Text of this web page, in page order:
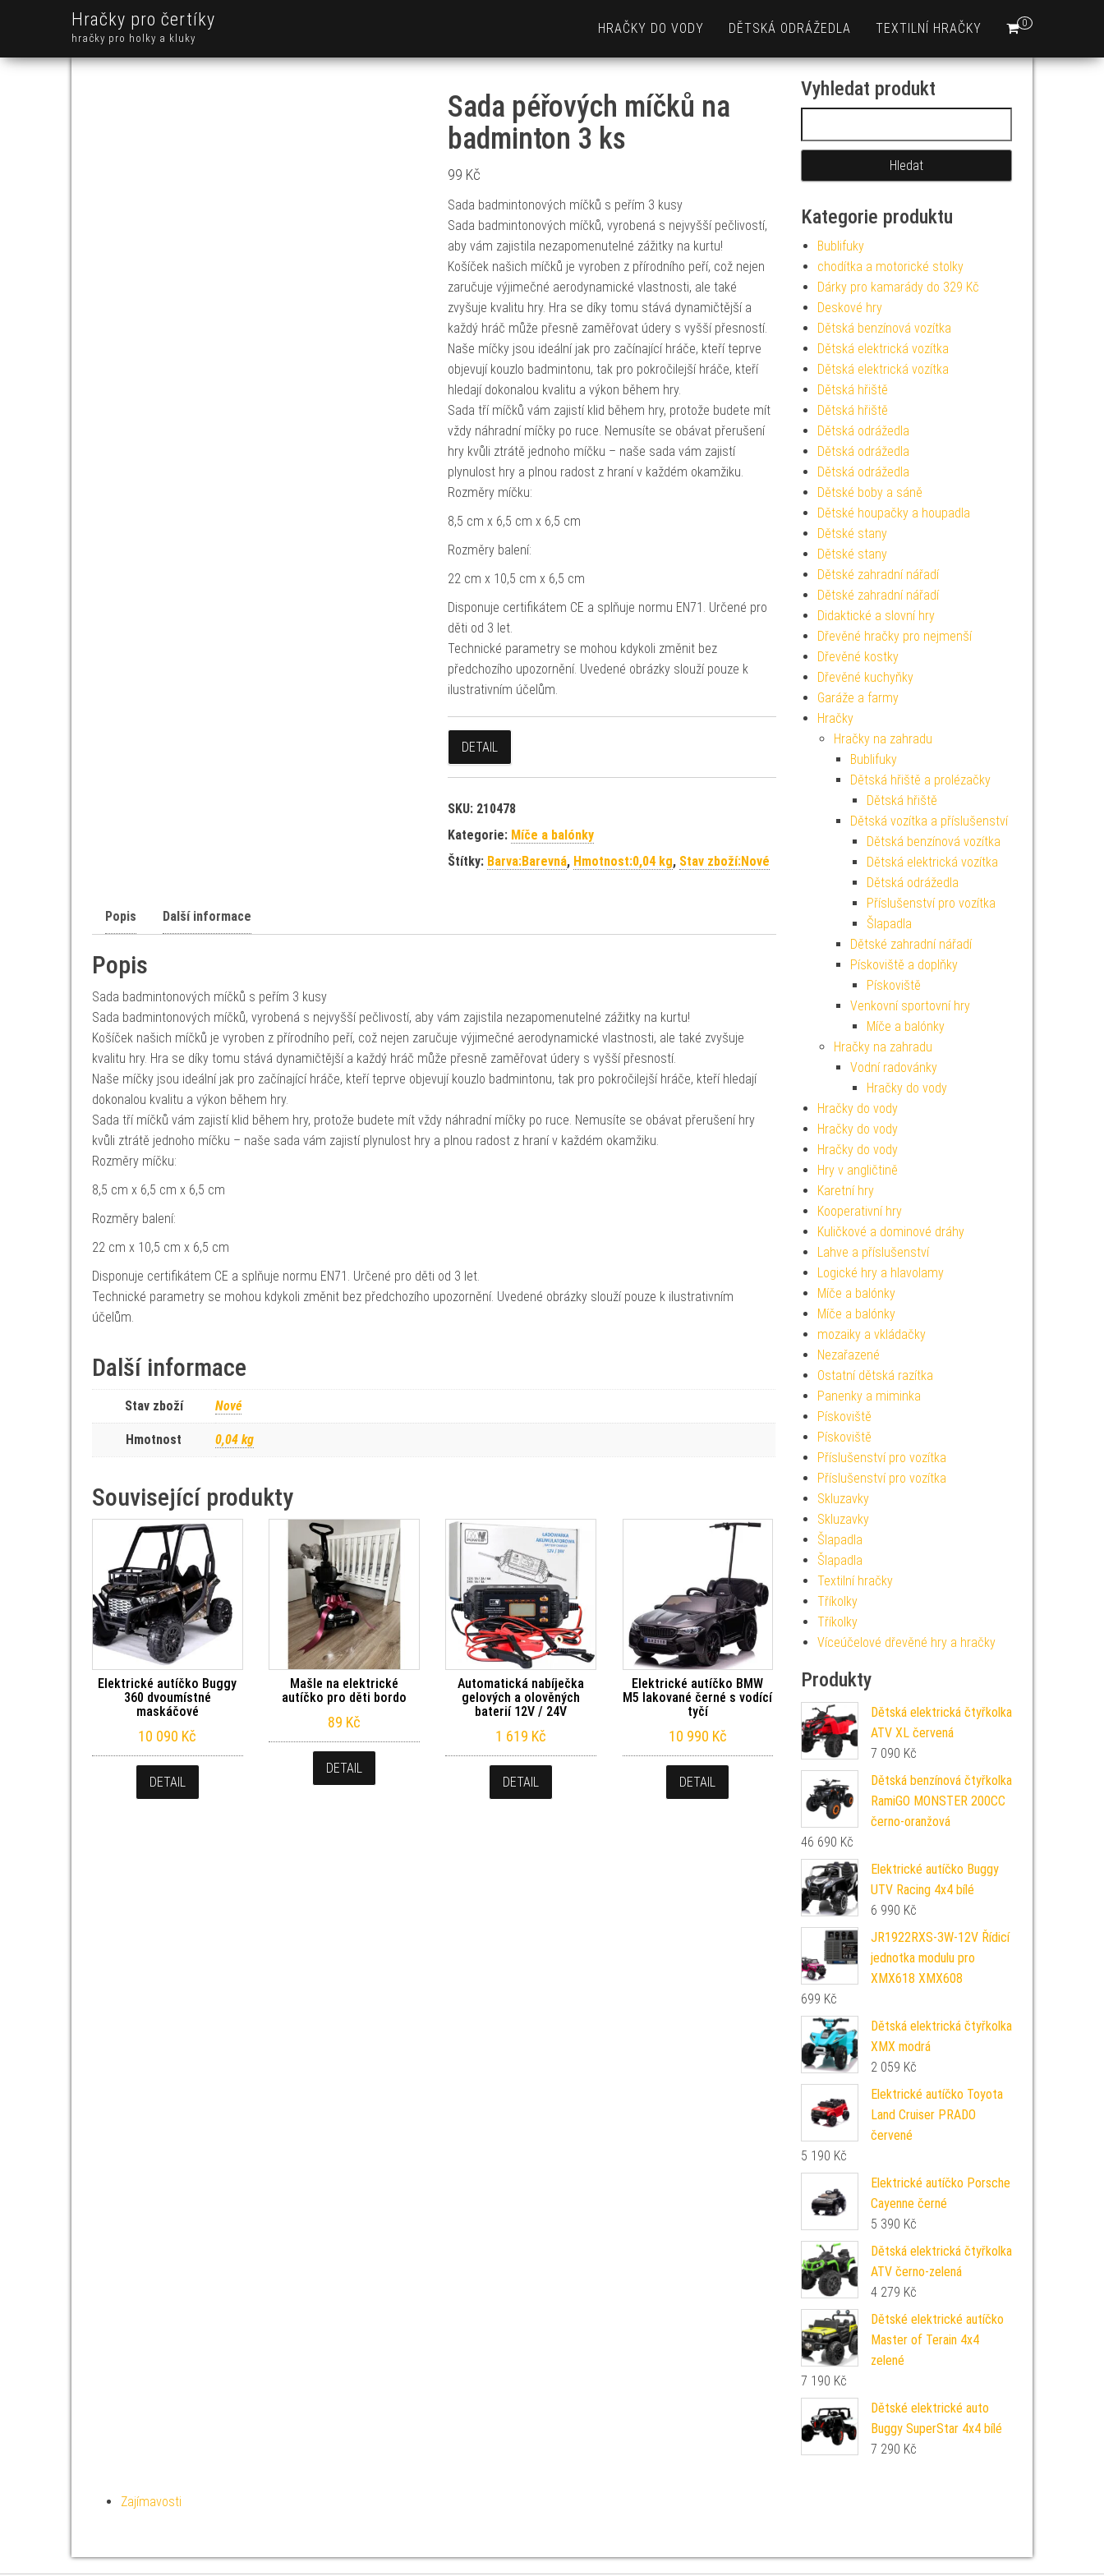
Hračky pro čertíky
hračky pro holky a kluky
0
HRAČKY DO VODY DĚTSKÁ ODRÁŽEDLA TEXTILNÍ HRAČKY
Sada péřových míčků na
badminton 3 ks
99 Kč
Sada badmintonových míčků s peřím 3 kusy
Sada badmintonových míčků, vyrobená s nejvyšší pečlivostí,
aby vám zajistila nezapomenutelné zážitky na kurtu!
Košíček našich míčků je vyroben z přírodního peří, což nejen
zaručuje výjimečné aerodynamické vlastnosti, ale také
zvyšuje kvalitu hry. Hra se díky tomu stává dynamičtější a
každý hráč může přesně zaměřovat údery s vyšší přesností.
Naše míčky jsou ideální jak pro začínající hráče, kteří teprve
objevují kouzlo badmintonu, tak pro pokročilejší hráče, kteří
hledají dokonalou kvalitu a výkon během hry.
Sada tří míčků vám zajistí klid během hry, protože budete mít
vždy náhradní míčky po ruce. Nemusíte se obávat přerušení
hry kvůli ztrátě jednoho míčku – naše sada vám zajistí
plynulost hry a plnou radost z hraní v každém okamžiku.
Rozměry míčku:
8,5 cm x 6,5 cm x 6,5 cm
Rozměry balení:
22 cm x 10,5 cm x 6,5 cm
Disponuje certifikátem CE a splňuje normu EN71. Určené pro
děti od 3 let.
Technické parametry se mohou kdykoli změnit bez
předchozího upozornění. Uvedené obrázky slouží pouze k
ilustrativním účelům.
DETAIL
SKU: 210478
Kategorie: Míče a balónky
Štítky: Barva:Barevná, Hmotnost:0,04 kg, Stav zboží:Nové
Popis Další informace
Popis
Sada badmintonových míčků s peřím 3 kusy
Sada badmintonových míčků, vyrobená s nejvyšší pečlivostí, aby vám zajistila nezapomenutelné zážitky na kurtu!
Košíček našich míčků je vyroben z přírodního peří, což nejen zaručuje výjimečné aerodynamické vlastnosti, ale také zvyšuje
kvalitu hry. Hra se díky tomu stává dynamičtější a každý hráč může přesně zaměřovat údery s vyšší přesností.
Naše míčky jsou ideální jak pro začínající hráče, kteří teprve objevují kouzlo badmintonu, tak pro pokročilejší hráče, kteří hledají
dokonalou kvalitu a výkon během hry.
Sada tří míčků vám zajistí klid během hry, protože budete mít vždy náhradní míčky po ruce. Nemusíte se obávat přerušení hry
kvůli ztrátě jednoho míčku – naše sada vám zajistí plynulost hry a plnou radost z hraní v každém okamžiku.
Rozměry míčku:
8,5 cm x 6,5 cm x 6,5 cm
Rozměry balení:
22 cm x 10,5 cm x 6,5 cm
Disponuje certifikátem CE a splňuje normu EN71. Určené pro děti od 3 let.
Technické parametry se mohou kdykoli změnit bez předchozího upozornění. Uvedené obrázky slouží pouze k ilustrativním
účelům.
Další informace
Stav zboží Nové
Hmotnost 0,04 kg
Související produkty
Elektrické autíčko Buggy
360 dvoumístné
maskáčové
10 090 Kč
DETAIL
Mašle na elektrické
autíčko pro děti bordo
89 Kč
DETAIL
Automatická nabíječka
gelových a olověných
baterií 12V / 24V
1 619 Kč
DETAIL
Elektrické autíčko BMW
M5 lakované černé s vodící
tyčí
10 990 Kč
DETAIL
Vyhledat produkt
Kategorie produktu
Bublifuky
chodítka a motorické stolky
Dárky pro kamarády do 329 Kč
Deskové hry
Dětská benzínová vozítka
Dětská elektrická vozítka
Dětská elektrická vozítka
Dětská hřiště
Dětská hřiště
Dětská odrážedla
Dětská odrážedla
Dětská odrážedla
Dětské boby a sáně
Dětské houpačky a houpadla
Dětské stany
Dětské stany
Dětské zahradní nářadí
Dětské zahradní nářadí
Didaktické a slovní hry
Dřevěné hračky pro nejmenší
Dřevěné kostky
Dřevěné kuchyňky
Garáže a farmy
Hračky
Hračky na zahradu
Bublifuky
Dětská hřiště a prolézačky
Dětská hřiště
Dětská vozítka a příslušenství
Dětská benzínová vozítka
Dětská elektrická vozítka
Dětská odrážedla
Příslušenství pro vozítka
Šlapadla
Dětské zahradní nářadí
Pískoviště a doplňky
Pískoviště
Venkovní sportovní hry
Míče a balónky
Hračky na zahradu
Vodní radovánky
Hračky do vody
Hračky do vody
Hračky do vody
Hračky do vody
Hry v angličtině
Karetní hry
Kooperativní hry
Kuličkové a dominové dráhy
Lahve a příslušenství
Logické hry a hlavolamy
Míče a balónky
Míče a balónky
mozaiky a vkládačky
Nezařazené
Ostatní dětská razítka
Panenky a miminka
Pískoviště
Pískoviště
Příslušenství pro vozítka
Příslušenství pro vozítka
Skluzavky
Skluzavky
Šlapadla
Šlapadla
Textilní hračky
Tříkolky
Tříkolky
Víceúčelové dřevěné hry a hračky
Produkty
Dětská elektrická čtyřkolka
ATV XL červená
7 090 Kč
Dětská benzínová čtyřkolka
RamiGO MONSTER 200CC
černo-oranžová
46 690 Kč
Elektrické autíčko Buggy
UTV Racing 4x4 bílé
6 990 Kč
JR1922RXS-3W-12V Řídicí
jednotka modulu pro
XMX618 XMX608
699 Kč
Dětská elektrická čtyřkolka
XMX modrá
2 059 Kč
Elektrické autíčko Toyota
Land Cruiser PRADO
červené
5 190 Kč
Elektrické autíčko Porsche
Cayenne černé
5 390 Kč
Dětská elektrická čtyřkolka
ATV černo-zelená
4 279 Kč
Dětské elektrické autíčko
Master of Terain 4x4
zelené
7 190 Kč
Dětské elektrické auto
Buggy SuperStar 4x4 bílé
7 290 Kč
Zajímavosti